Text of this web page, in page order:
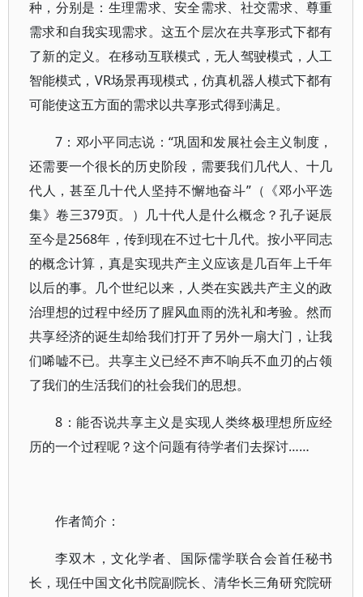
种，分别是：生理需求、安全需求、社交需求、尊重
需求和自我实现需求。这五个层次在共享形式下都有
了新的定义。在移动互联模式，无人驾驶模式，人工
智能模式，VR场景再现模式，仿真机器人模式下都有
可能使这五方面的需求以共享形式得到满足。
7：邓小平同志说：“巩固和发展社会主义制度，
还需要一个很长的历史阶段，需要我们几代人、十几
代人，甚至几十代人坚持不懈地奋斗”（《邓小平选
集》卷三379页。）几十代人是什么概念？孔子诞辰
至今是2568年，传到现在不过七十几代。按小平同志
的概念计算，真是实现共产主义应该是几百年上千年
以后的事。几个世纪以来，人类在实践共产主义的政
治理想的过程中经历了腥风血雨的洗礼和考验。然而
共享经济的诞生却给我们打开了另外一扇大门，让我
们唏嘘不已。共享主义已经不声不响兵不血刃的占领
了我们的生活我们的社会我们的思想。
8：能否说共享主义是实现人类终极理想所应经
历的一个过程呢？这个问题有待学者们去探讨……
作者简介：
李双木，文化学者、国际儒学联合会首任秘书
长，现任中国文化书院副院长、清华长三角研究院研